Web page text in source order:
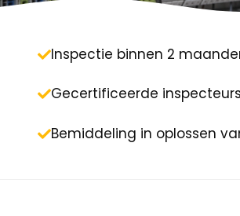
Inspectie binnen 2
Gecertificeerde inspecteurs
Bemiddeling in oplossen